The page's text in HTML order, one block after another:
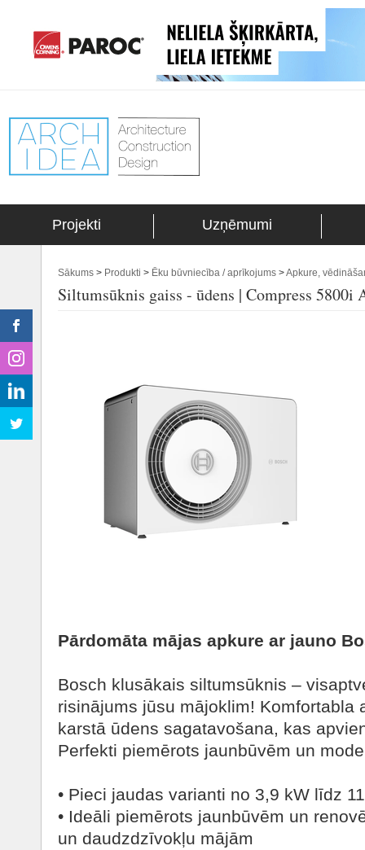
Projekti Uzņēmumi
Sākums > Produkti > Ēku būvniecība / aprīkojums >Apkure,
Siltumsūknis gaiss - ūdens | Compress 5800i
Pārdomāta mājas apkure ar jauno
Bosch klusākais siltumsūknis –
risinājums jūsu mājoklim! Komfortabla
karstā ūdens sagatavošana, kas
Perfekti piemērots jaunbūvēm un
• Pieci jaudas varianti no 3,9 kW līdz
• Ideāli piemērots jaunbūvēm un
un daudzdzīvokļu mājām